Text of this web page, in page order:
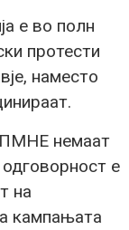
е во полн
протести
наместо
немаат
е
на
кампањата